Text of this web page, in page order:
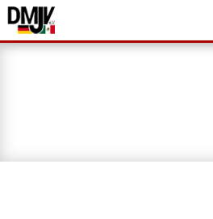
Veranstaltungen
Jahrestagungen